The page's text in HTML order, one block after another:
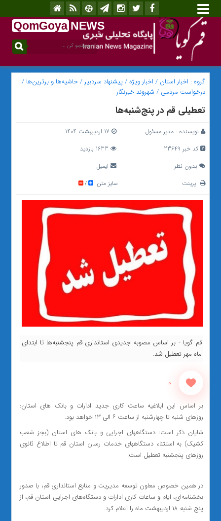
QomGoya NEWS
.ir
گروه : اخبار استان / اخبار ویژه/پیشنهاد سردبیر /حاشیه‌ها و برترین‌ها /
درخواست مردمی / شهروند خبرنگار
تعطیلی قم در پنج‌شنبه‌ها
نویسنده : مدیر مسئول
کد خبر 23649
بدون نظر
ایمیل
پرینت
سایز متن /
قم گویا - بر اساس مصوبه جدیدی استانداری قم پنجشنبه‌ها تا ابتدای
ماه مهر تعطیل شد.
0
بر اساس این ابلاغیه ساعت کاری جدید ادارات و بانک های استان:
روزهای شنبه تا چهارشنبه از ساعت ۶ الی ۱۳ خواهد بود.
شایان ذکر است: دستگاههای اجرایی و بانک های استان (بجز شعب
کشیک) به استثناء دستگاههای خدمات رسان استان قم تا اطلاع ثانوی
روزهای پنجشنبه‌ تعطیل است.
در همین خصوص معاون توسعه مدیریت و منابع استانداری قم، با صدور
بخشنامه‌ای، ایام و ساعات کاری ادارات و دستگاه‌های اجرایی استان قم، از
پنج شنبه ۱۸ اردیبهشت ماه را اعلام کرد.